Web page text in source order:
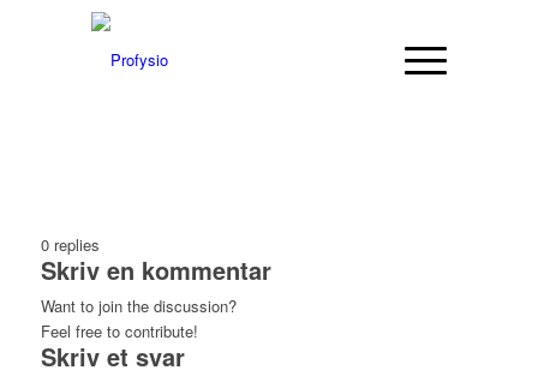
0 replies
Skriv en kommentar
Want to join the discussion?
Feel free to contribute!
Skriv et svar